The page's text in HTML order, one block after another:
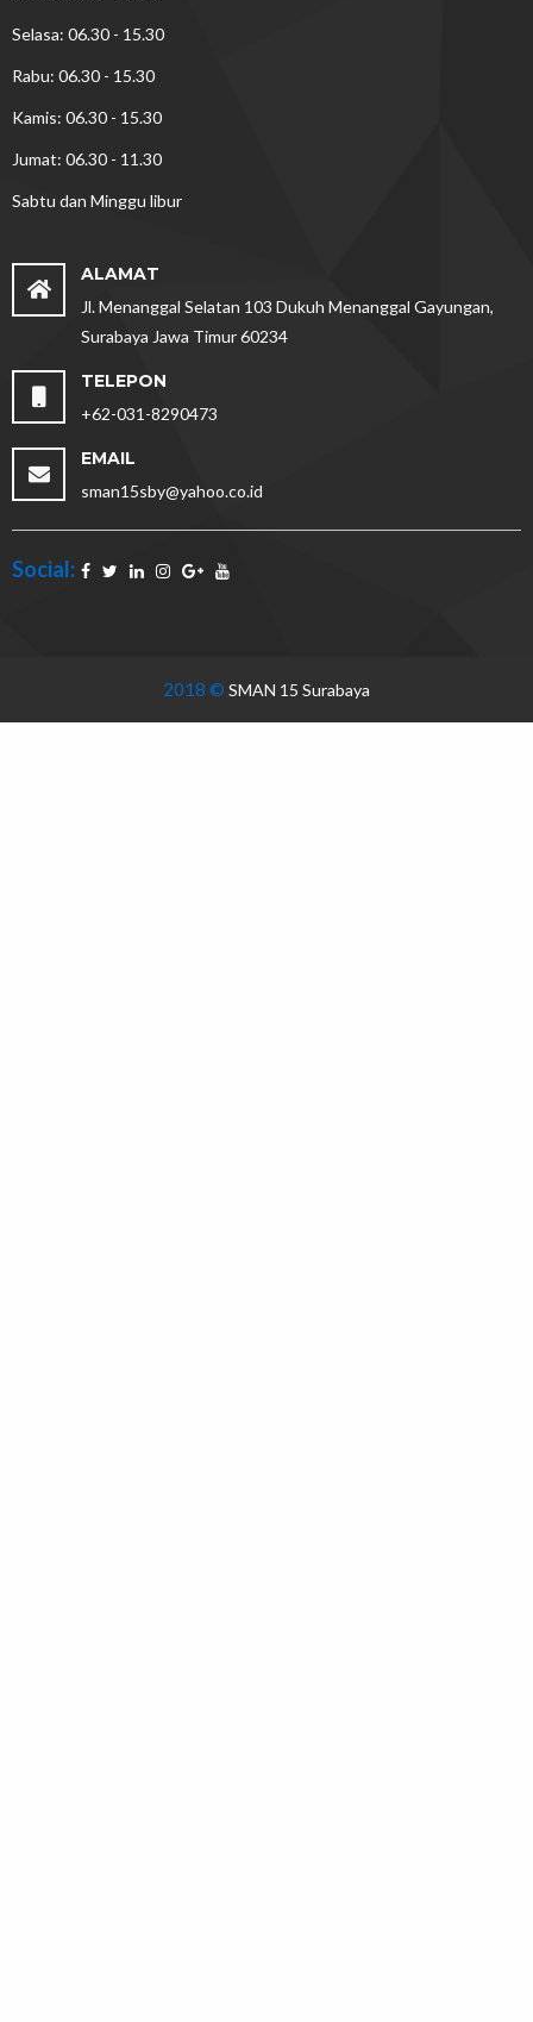
Selasa: 06.30 - 15.30
Rabu: 06.30 - 15.30
Kamis: 06.30 - 15.30
Jumat: 06.30 - 11.30
Sabtu dan Minggu libur
ALAMAT
Jl. Menanggal Selatan 103 Dukuh Menanggal Gayungan,
Surabaya Jawa Timur 60234
TELEPON
+62-031-8290473
EMAIL
sman15sby@yahoo.co.id
Social:
2018 © SMAN 15 Surabaya